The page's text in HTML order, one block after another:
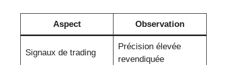
Aspect Observation
Signaux de trading
Précision élevée
revendiquée